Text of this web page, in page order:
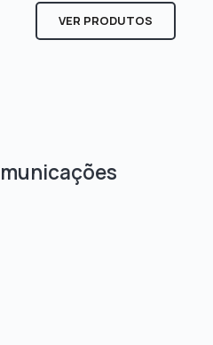
VER PRODUTOS